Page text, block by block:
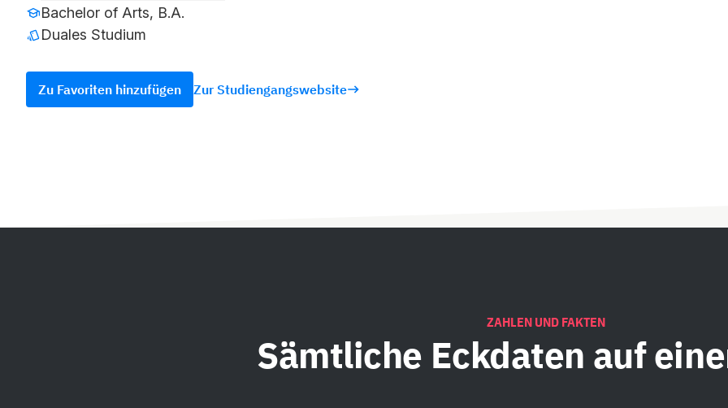
Bachelor of Arts, B.A.
Duales Studium
Zu Favoriten hinzufügen Zur Studiengangswebsite
ZAHLEN UND FAKTEN
Sämtliche Eckdaten auf